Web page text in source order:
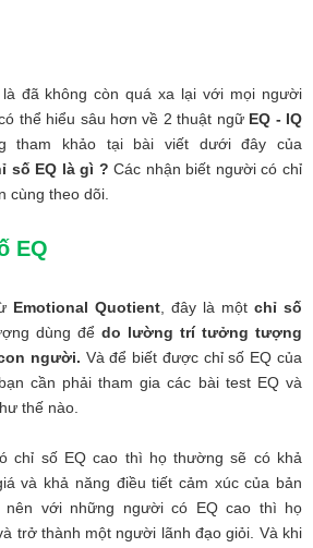
đã không còn quá xa lại với mọi người
thể hiểu sâu hơn về 2 thuật ngữ EQ - IQ
tham khảo tại bài viết dưới đây của
số EQ là gì ? Các nhận biết người có chỉ
cùng theo dõi.
EQ
Emotional Quotient , đây là một chỉ số
dùng để do lường trí tưởng tượng
người. Và để biết được chỉ số EQ của
cần phải tham gia các bài test EQ và
thế nào.
chỉ số EQ cao thì họ thường sẽ có khả
và khả năng điều tiết cảm xúc của bản
nên với những người có EQ cao thì họ
trở thành một người lãnh đạo giỏi. Và khi